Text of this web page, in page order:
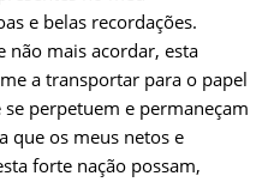
e belas recordações.
não mais acordar, esta
a transportar para o papel
perpetuem e permaneçam
que os meus netos e
forte nação possam,